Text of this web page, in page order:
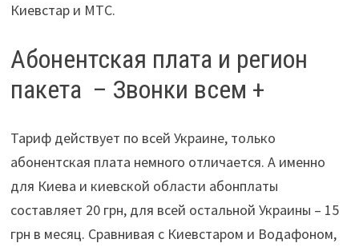
Киевстар и МТС.
Абонентская плата и регион
пакета – Звонки всем +
Тариф действует по всей Украине, только
абонентская плата немного отличается. А именно
для Киева и киевской области абонплаты
составляет 20 грн, для всей остальной Украины – 15
грн в месяц. Сравнивая с Киевстаром и Водафоном,